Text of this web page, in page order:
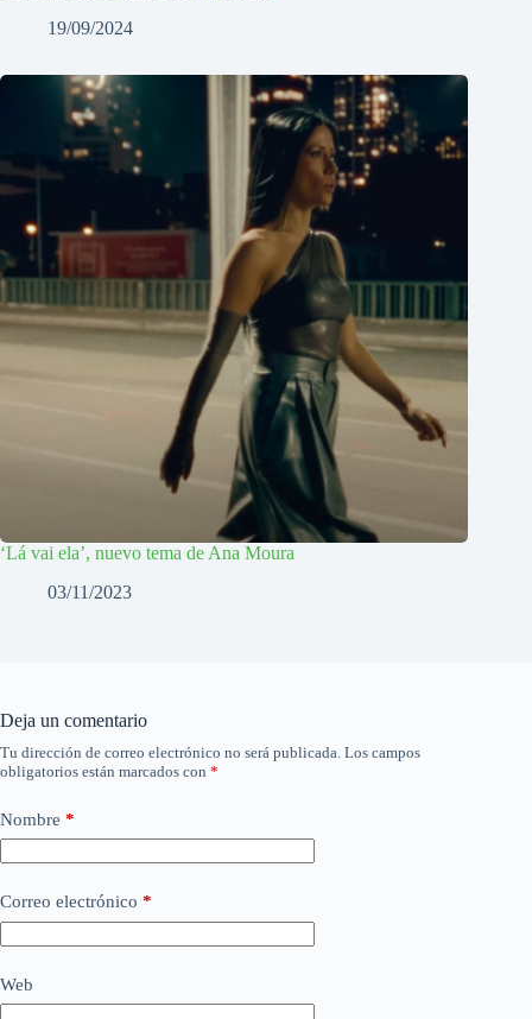
19/09/2024
‘Lá vai ela’, nuevo tema de Ana Moura
03/11/2023
Deja un comentario
Tu dirección de correo electrónico no será publicada. Los campos
obligatorios están marcados con *
Nombre *
Correo electrónico *
Web